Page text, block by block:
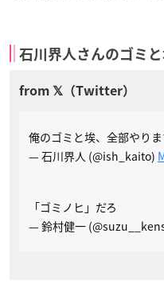
石川界人さんのゴミ
俺のゴミと埃、全部やり
— 石川界人 (@ish_kaito)
「ゴミノヒ」だろ
— 鈴村健一